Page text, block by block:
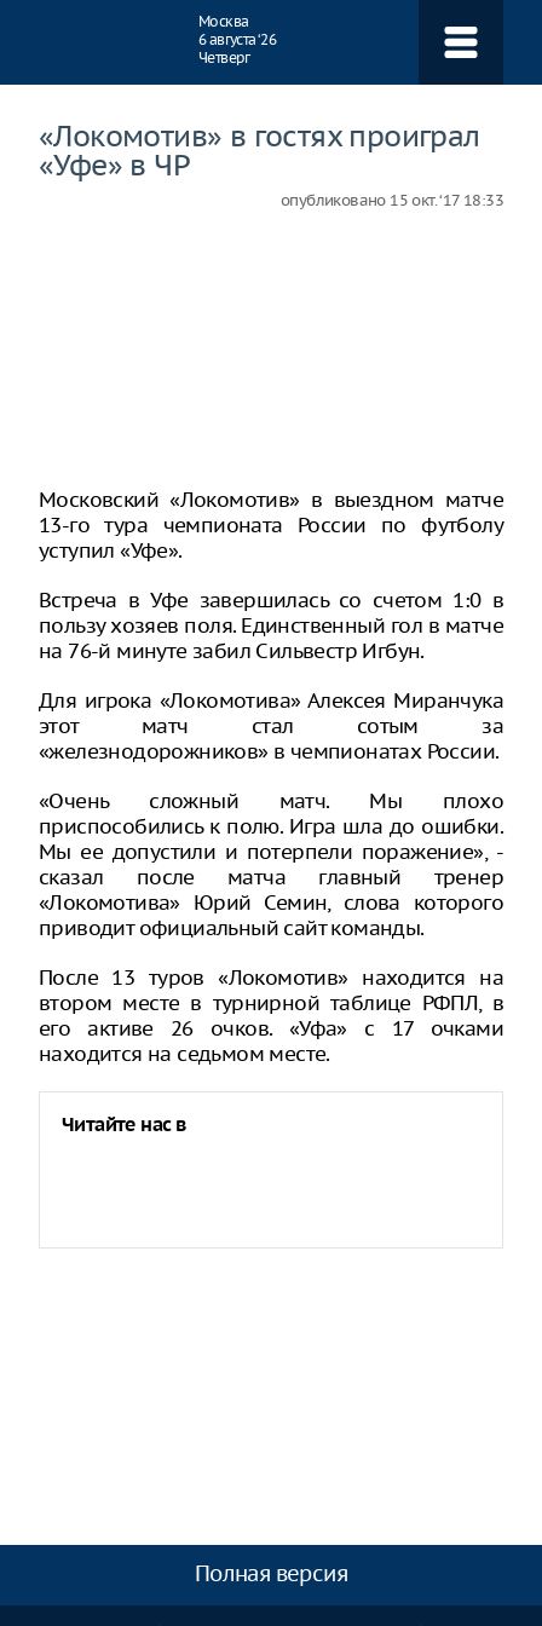
Москва
6 августа ‘26
Четверг
«Локомотив» в гостях проиграл
«Уфе» в ЧР
опубликовано 15 окт. ‘17 18:33
Московский «Локомотив» в выездном матче
13-го тура чемпионата России по футболу
уступил «Уфе».
Встреча в Уфе завершилась со счетом 1:0 в
пользу хозяев поля. Единственный гол в матче
на 76-й минуте забил Сильвестр Игбун.
Для игрока «Локомотива» Алексея Миранчука
этот матч стал сотым за
«железнодорожников» в чемпионатах России.
«Очень сложный матч. Мы плохо
приспособились к полю. Игра шла до ошибки.
Мы ее допустили и потерпели поражение», -
сказал после матча главный тренер
«Локомотива» Юрий Семин, слова которого
приводит официальный сайт команды.
После 13 туров «Локомотив» находится на
втором месте в турнирной таблице РФПЛ, в
его активе 26 очков. «Уфа» с 17 очками
находится на седьмом месте.
Читайте нас в
Полная версия